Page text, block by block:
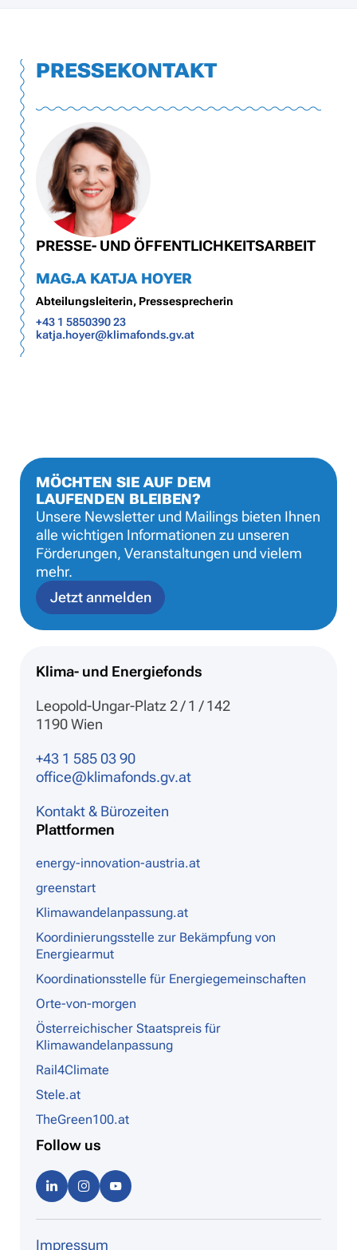
PRESSEKONTAKT
PRESSE- UND ÖFFENTLICHKEITSARBEIT
MAG.A KATJA HOYER
Abteilungsleiterin, Pressesprecherin
+43 1 5850390 23
katja.hoyer@klimafonds.gv.at
MÖCHTEN SIE AUF DEM
LAUFENDEN BLEIBEN?
Unsere Newsletter und Mailings bieten Ihnen
alle wichtigen Informationen zu unseren
Förderungen, Veranstaltungen und vielem
mehr.
Jetzt anmelden
Klima- und Energiefonds
Leopold-Ungar-Platz 2 / 1 / 142
1190 Wien
+43 1 585 03 90
office@klimafonds.gv.at
Kontakt & Bürozeiten
Plattformen
energy-innovation-austria.at
greenstart
Klimawandelanpassung.at
Koordinierungsstelle zur Bekämpfung von
Energiearmut
Koordinationsstelle für Energiegemeinschaften
Orte-von-morgen
Österreichischer Staatspreis für
Klimawandelanpassung
Rail4Climate
Stele.at
TheGreen100.at
Follow us
Linke
dIn
Instag
ram be
Impressum